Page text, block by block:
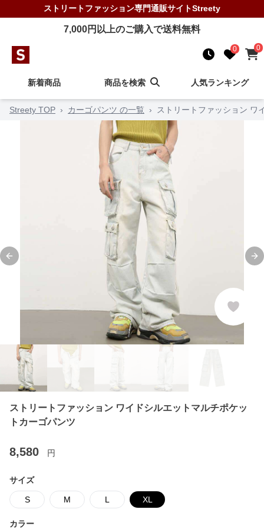
ストリートファッション専門通販サイトStreety
7,000円以上のご購入で送料無料
0 0
新着商品 商品を検索 人気ランキング
Streety TOP › カーゴパンツ の一覧 › ストリートファッション ワ
Previous slide
ストリートファッション ワイドシルエットマルチポケッ
トカーゴパンツ
8,580 円
サイズ
S M L XL
カラー